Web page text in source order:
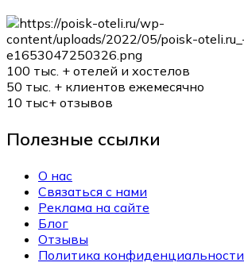
100 тыс. + отелей и хостелов
50 тыс. + клиентов ежемесячно
10 тыс+ отзывов
Полезные ссылки
О нас
Связаться с нами
Реклама на сайте
Блог
Отзывы
Политика конфиденциальности